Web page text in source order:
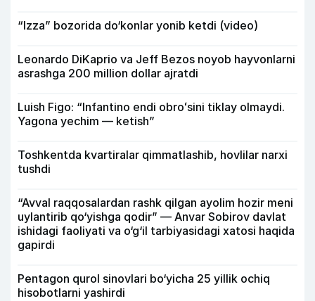
“Izza” bozorida do‘konlar yonib ketdi (video)
Leonardo DiKaprio va Jeff Bezos noyob hayvonlarni
asrashga 200 million dollar ajratdi
Luish Figo: “Infantino endi obroʻsini tiklay olmaydi.
Yagona yechim — ketish”
Toshkentda kvartiralar qimmatlashib, hovlilar narxi
tushdi
“Avval raqqosalardan rashk qilgan ayolim hozir meni
uylantirib qo‘yishga qodir” — Anvar Sobirov davlat
ishidagi faoliyati va o‘g‘il tarbiyasidagi xatosi haqida
gapirdi
Pentagon qurol sinovlari bo‘yicha 25 yillik ochiq
hisobotlarni yashirdi